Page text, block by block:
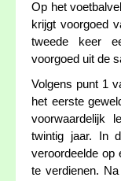
Op het
krijgt voorgoed
tweede keer
voorgoed uit de
Volgens punt 1
het eerste
voorwaardelijk
twintig jaar. In
veroordeelde op
te verdienen.